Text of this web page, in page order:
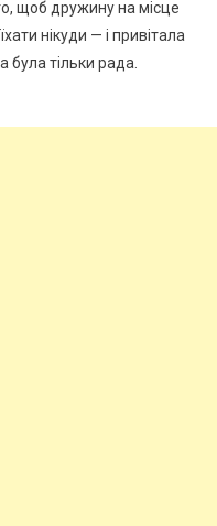
щоб дружину на місце
нікуди — і привітала
тільки рада.